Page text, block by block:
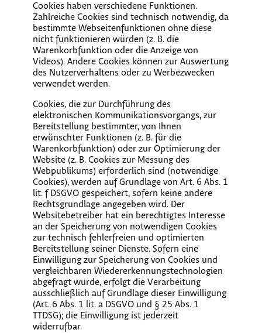
Cookies haben verschiedene Funktionen.
Zahlreiche Cookies sind technisch notwendig, da
bestimmte Webseitenfunktionen ohne diese
nicht funktionieren würden (z. B. die
Warenkorbfunktion oder die Anzeige von
Videos). Andere Cookies können zur Auswertung
des Nutzerverhaltens oder zu Werbezwecken
verwendet werden.
Cookies, die zur Durchführung des
elektronischen Kommunikationsvorgangs, zur
Bereitstellung bestimmter, von Ihnen
erwünschter Funktionen (z. B. für die
Warenkorbfunktion) oder zur Optimierung der
Website (z. B. Cookies zur Messung des
Webpublikums) erforderlich sind (notwendige
Cookies), werden auf Grundlage von Art. 6 Abs. 1
lit. f DSGVO gespeichert, sofern keine andere
Rechtsgrundlage angegeben wird. Der
Websitebetreiber hat ein berechtigtes Interesse
an der Speicherung von notwendigen Cookies
zur technisch fehlerfreien und optimierten
Bereitstellung seiner Dienste. Sofern eine
Einwilligung zur Speicherung von Cookies und
vergleichbaren Wiedererkennungstechnologien
abgefragt wurde, erfolgt die Verarbeitung
ausschließlich auf Grundlage dieser Einwilligung
(Art. 6 Abs. 1 lit. a DSGVO und § 25 Abs. 1
TTDSG); die Einwilligung ist jederzeit
widerrufbar.